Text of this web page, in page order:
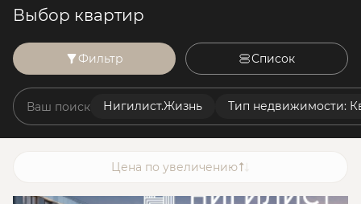
Выбор квартир
Фильтр Список
Ваш поиск Нигилист.Жизнь Тип недвижимости:
Цена по увеличению